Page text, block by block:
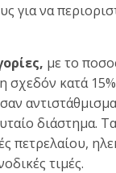
για να
με το
σχεδόν κατά
διάστημα.
πετρελαίου,
τιμές.